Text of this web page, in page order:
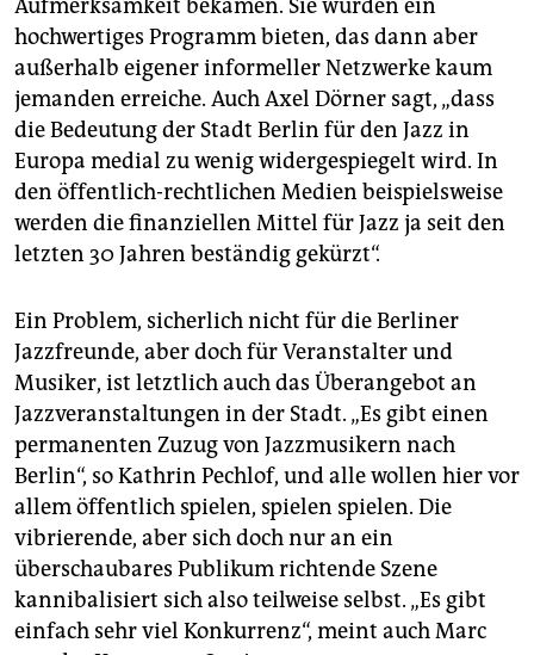
Aufmerksamkeit bekämen. Sie würden ein
hochwertiges Programm bieten, das dann aber
außerhalb eigener informeller Netzwerke kaum
jemanden erreiche. Auch Axel Dörner sagt, „dass
die Bedeutung der Stadt Berlin für den Jazz in
Europa medial zu wenig widergespiegelt wird. In
den öffentlich-rechtlichen Medien beispielsweise
werden die finanziellen Mittel für Jazz ja seit den
letzten 30 Jahren beständig gekürzt“.
Ein Problem, sicherlich nicht für die Berliner
Jazzfreunde, aber doch für Veranstalter und
Musiker, ist letztlich auch das Überangebot an
Jazzveranstaltungen in der Stadt. „Es gibt einen
permanenten Zuzug von Jazzmusikern nach
Berlin“, so Kathrin Pechlof, und alle wollen hier vor
allem öffentlich spielen, spielen spielen. Die
vibrierende, aber sich doch nur an ein
überschaubares Publikum richtende Szene
kannibalisiert sich also teilweise selbst. „Es gibt
einfach sehr viel Konkurrenz“, meint auch Marc